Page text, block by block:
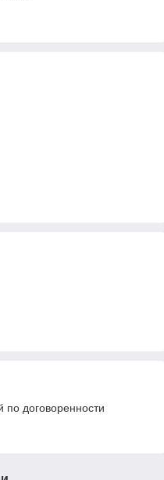
по договоренности